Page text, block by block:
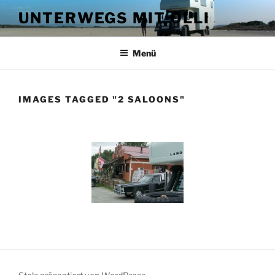
Inhalt
springen
UNTERWEGS MIT OLLI
Menü
IMAGES TAGGED "2 SALOONS"